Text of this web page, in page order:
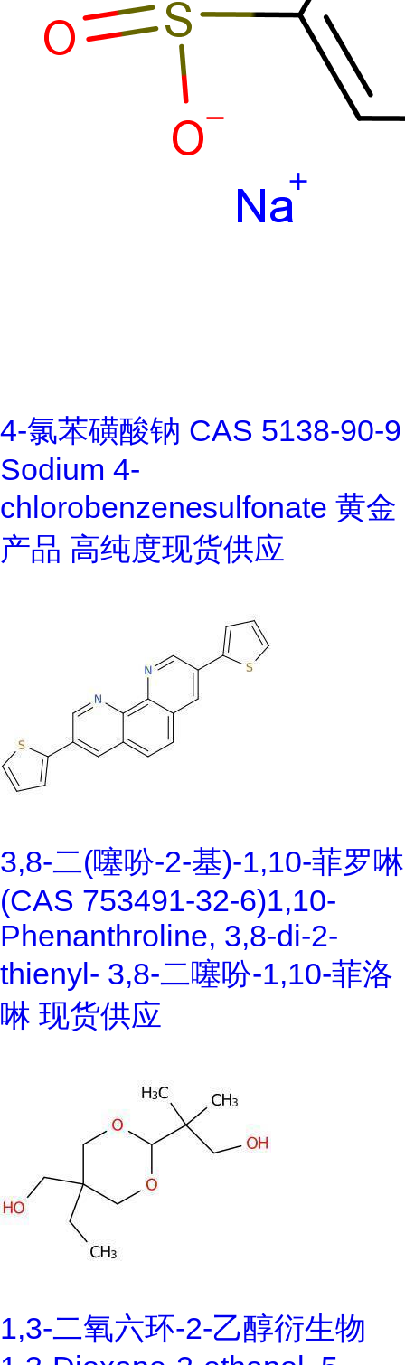
4-氯苯磺酸钠 CAS 5138-90-9
Sodium 4-
chlorobenzenesulfonate 黄金
产品 高纯度现货供应
3,8-二(噻吩-2-基)-1,10-菲罗啉
(CAS 753491-32-6)1,10-
Phenanthroline, 3,8-di-2-
thienyl- 3,8-二噻吩-1,10-菲洛
啉 现货供应
1,3-二氧六环-2-乙醇衍生物